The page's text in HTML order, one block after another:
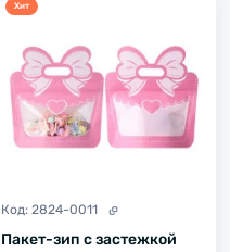
Хит
Код: 2824-0011
Пакет-зип с застежкой